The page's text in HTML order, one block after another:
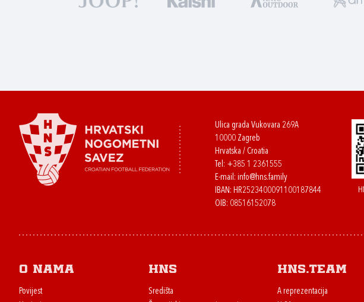
Ulica grada Vukovara 269A
10000 Zagreb
Hrvatska / Croatia
Tel: +385 1 2361555
E-mail: info@hns.family
IBAN: HR2523400091100187844
OIB: 08516152078
O nama
Povijest
HNS
Središta
HNS.team
A reprezentacija